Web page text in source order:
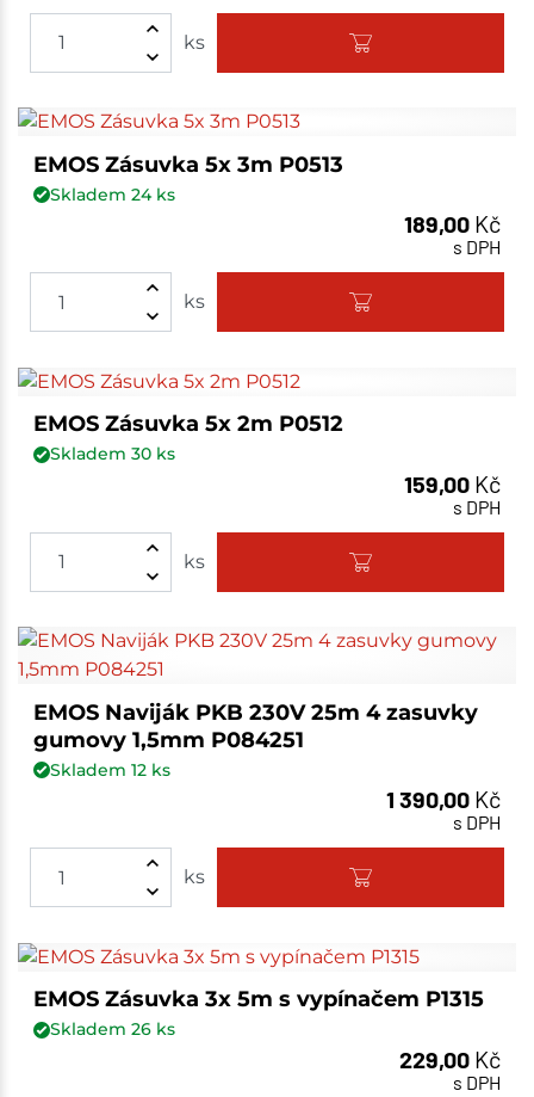
ks
EMOS Zásuvka 5x 3m P0513
Skladem 24ks
189,00 Kč
s DPH
ks
EMOS Zásuvka 5x 2m P0512
Skladem 30ks
159,00 Kč
s DPH
ks
EMOS Naviják PKB 230V 25m 4 zasuvky
gumovy 1,5mm P084251
Skladem 12ks
1 390,00 Kč
s DPH
ks
EMOS Zásuvka 3x 5m s vypínačem P1315
Skladem 26ks
229,00 Kč
s DPH